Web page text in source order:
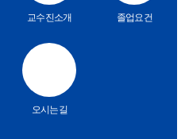
교수진소개 졸업요건
오시는길